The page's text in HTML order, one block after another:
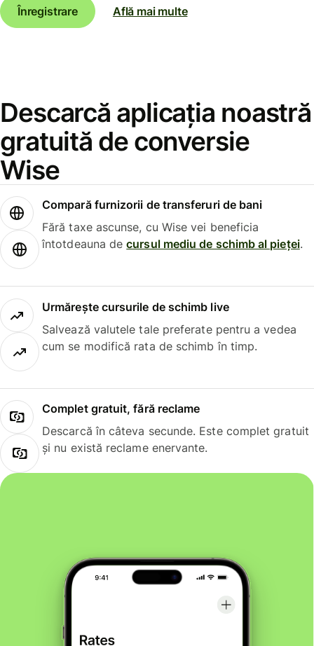
Înregistrare
Află mai multe
Descarcă aplicația noastră
gratuită de conversie
Wise
Compară furnizorii de transferuri de bani
Fără taxe ascunse, cu Wise vei beneficia
întotdeauna decursul mediu de schimb al pieței.
Urmărește cursurile de schimb live
Salvează valutele tale preferate pentru a vedea
cum se modifică rata de schimb în timp.
Complet gratuit, fără reclame
Descarcă în câteva secunde. Este complet gratuit
și nu există reclame enervante.